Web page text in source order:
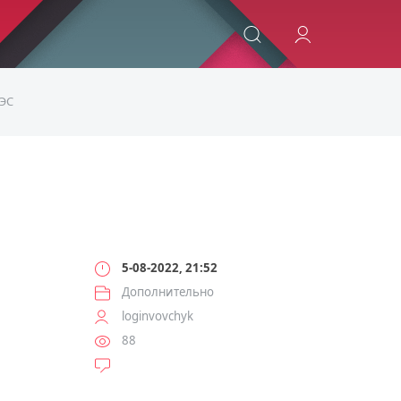
ИСКАТЬ
5-08-2022, 21:52
Дополнительно
loginvovchyk
88